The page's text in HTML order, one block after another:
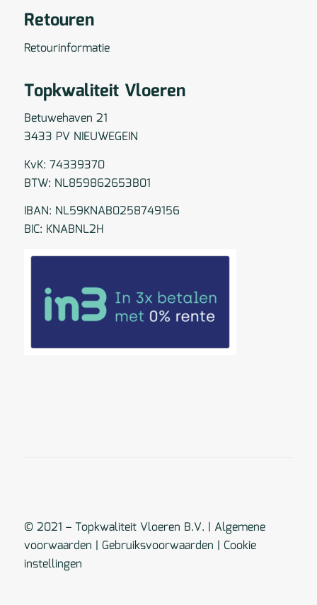
Retouren
Retourinformatie
Topkwaliteit Vloeren
Betuwehaven 21
3433 PV NIEUWEGEIN
KvK: 74339370
BTW: NL859862653B01
IBAN: NL59KNAB0258749156
BIC: KNABNL2H
© 2021 – Topkwaliteit Vloeren B.V. | Algemene
voorwaarden | Gebruiksvoorwaarden | Cookie
instellingen